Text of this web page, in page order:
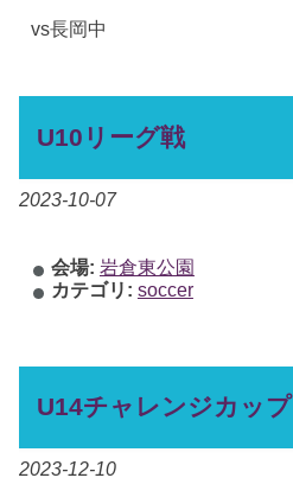
vs長岡中
U10リーグ戦
2023-10-07
会場: 岩倉東公園
カテゴリ: soccer
U14チャレンジカップ
2023-12-10